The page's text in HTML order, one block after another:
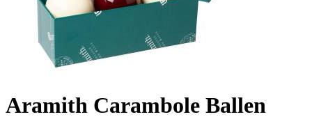
Aramith Carambole Ballen